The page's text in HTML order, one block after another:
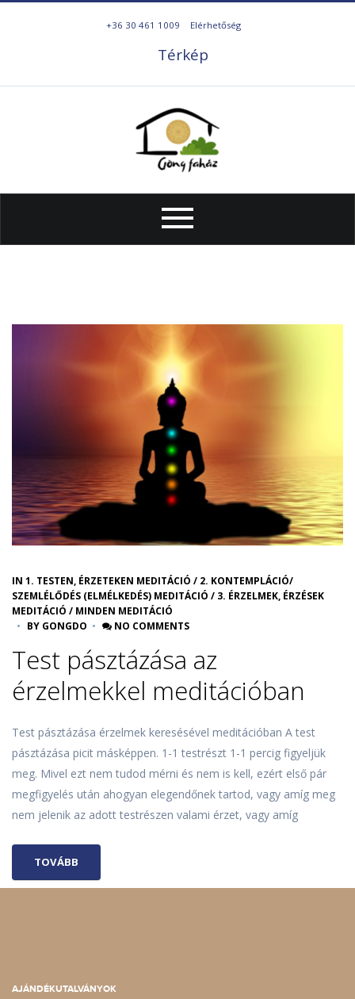
+36 30 461 1009 Elérhetőség
Térkép
IN 1. TESTEN, ÉRZETEKEN MEDITÁCIÓ / 2. KONTEMPLÁCIÓ/
SZEMLÉLŐDÉS (ELMÉLKEDÉS) MEDITÁCIÓ / 3. ÉRZELMEK, ÉRZÉSEK
MEDITÁCIÓ / MINDEN MEDITÁCIÓ
BY GONGDO NO COMMENTS
Test pásztázása az
érzelmekkel meditációban
Test pásztázása érzelmek keresésével meditációban A test
pásztázása picit másképpen. 1-1 testrészt 1-1 percig figyeljük
meg. Mivel ezt nem tudod mérni és nem is kell, ezért első pár
megfigyelés után ahogyan elegendőnek tartod, vagy amíg meg
nem jelenik az adott testrészen valami érzet, vagy amíg
TOVÁBB
AJÁNDÉKUTALVÁNYOK